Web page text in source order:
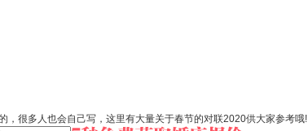
，很多人也会自己写，这里有大量关于春节的对联2020供大家参考哦!